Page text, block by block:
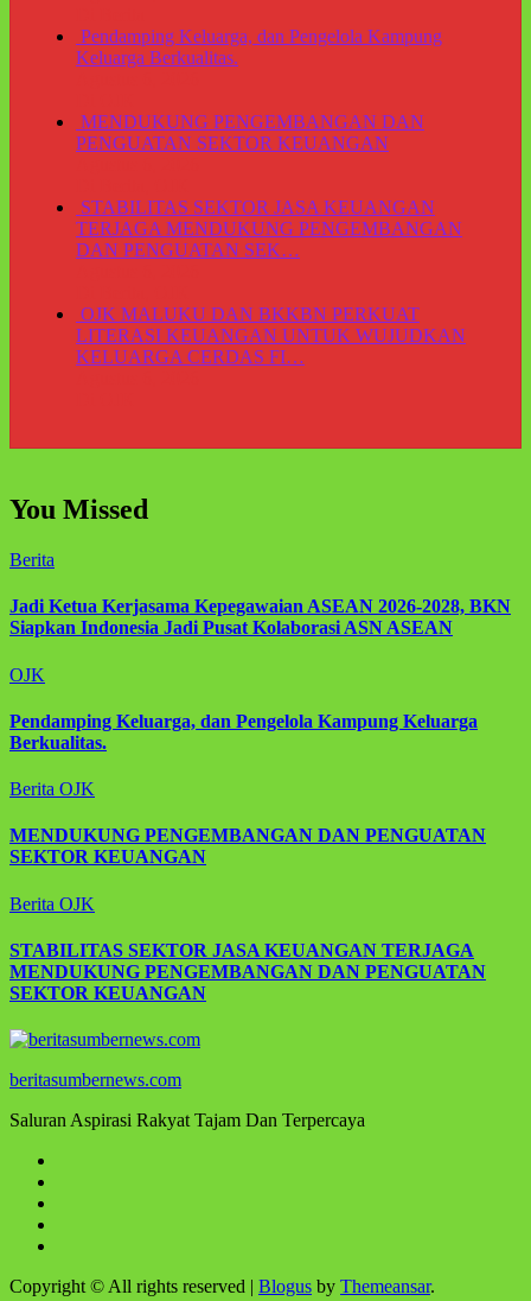
Pendamping Keluarga, dan Pengelola Kampung
Keluarga Berkualitas.
MENDUKUNG PENGEMBANGAN DAN
PENGUATAN SEKTOR KEUANGAN
STABILITAS SEKTOR JASA KEUANGAN
TERJAGA MENDUKUNG PENGEMBANGAN
DAN PENGUATAN SEK…
OJK MALUKU DAN BKKBN PERKUAT
LITERASI KEUANGAN UNTUK WUJUDKAN
KELUARGA CERDAS FI…
You Missed
Berita
Jadi Ketua Kerjasama Kepegawaian ASEAN 2026-2028, BKN
Siapkan Indonesia Jadi Pusat Kolaborasi ASN ASEAN
OJK
Pendamping Keluarga, dan Pengelola Kampung Keluarga
Berkualitas.
Berita OJK
MENDUKUNG PENGEMBANGAN DAN PENGUATAN
SEKTOR KEUANGAN
Berita OJK
STABILITAS SEKTOR JASA KEUANGAN TERJAGA
MENDUKUNG PENGEMBANGAN DAN PENGUATAN
SEKTOR KEUANGAN
beritasumbernews.com
Saluran Aspirasi Rakyat Tajam Dan Terpercaya
Copyright © All rights reserved | Blogus by Themeansar.